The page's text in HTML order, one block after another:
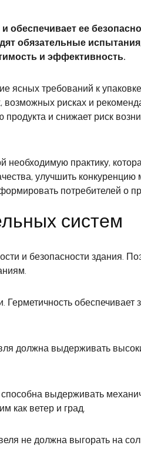
ее
обязательные
и эффективность.
требований к
возможных рисках и
и снижает риск
необходимую практику,
улучшить
потребителей о
систем
и безопасности здания.
обеспечивает
должна выдерживать
выдерживать
как ветер и град.
не должна выгорать на